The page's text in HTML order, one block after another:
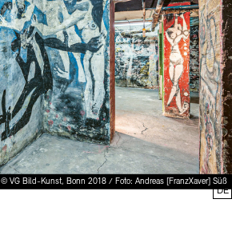
© VG Bild-Kunst, Bonn 2018 / Foto: Andreas [FranzXaver] Süß
DE